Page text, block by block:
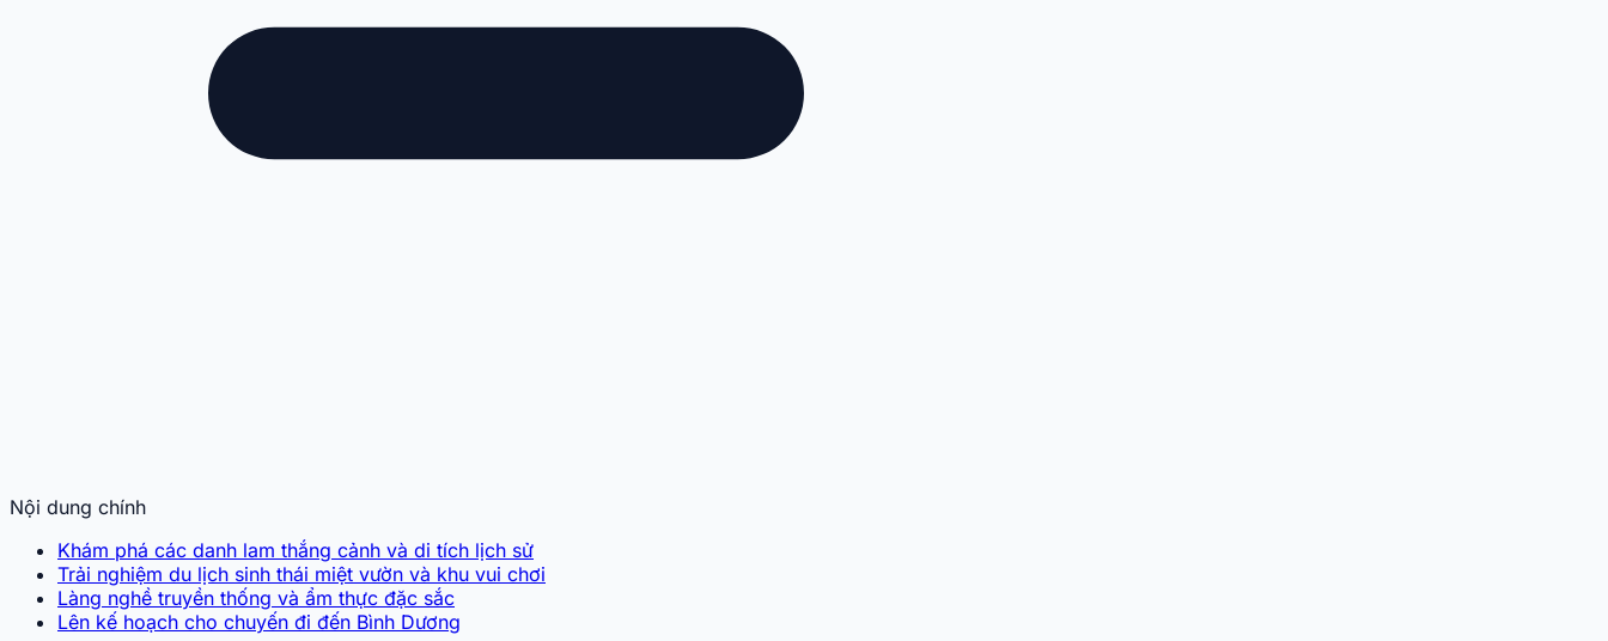
Nội dung chính
Khám phá các danh lam thắng cảnh và di tích lịch sử
Trải nghiệm du lịch sinh thái miệt vườn và khu vui chơi
Làng nghề truyền thống và ẩm thực đặc sắc
Lên kế hoạch cho chuyến đi đến Bình Dương